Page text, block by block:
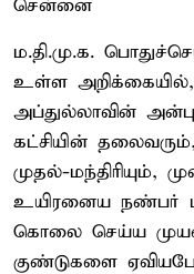
சென்னை
ம.தி.மு.க.
உள்ள
அப்துல்லாவின் அன்பு
கட்சியின்
முதல்-மந்திரியும்,
உயிரனைய நண்பர்
கொலை செய்ய
குண்டுகளை